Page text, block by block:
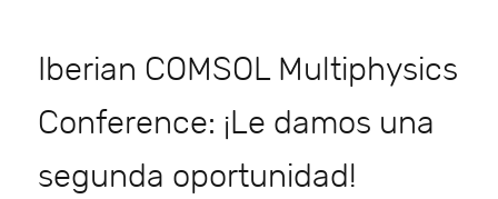
Iberian COMSOL Multiphysics
Conference: ¡Le damos una
segunda oportunidad!